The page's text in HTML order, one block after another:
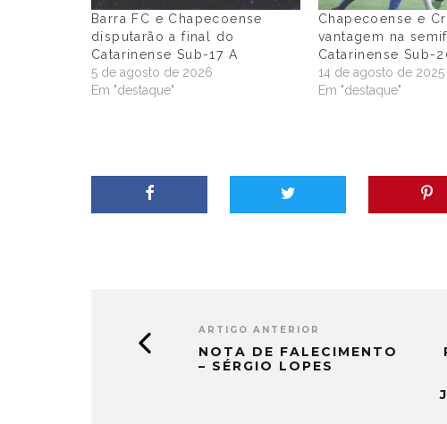
Barra FC e Chapecoense
disputarão a final do
Catarinense Sub-17 A
5 de agosto de 2026
Em "destaque"
Chapecoense e
vantagem na
Catarinense Sub-
14 de agosto de 2025
Em "destaque"
ARTIGO ANTERIOR
NOTA DE FALECIMENTO
– SÉRGIO LOPES